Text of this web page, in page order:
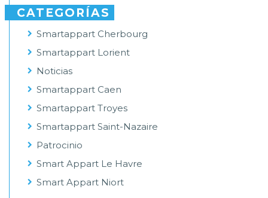
CATEGORÍAS
Smartappart Cherbourg
Smartappart Lorient
Noticias
Smartappart Caen
Smartappart Troyes
Smartappart Saint-Nazaire
Patrocinio
Smart Appart Le Havre
Smart Appart Niort